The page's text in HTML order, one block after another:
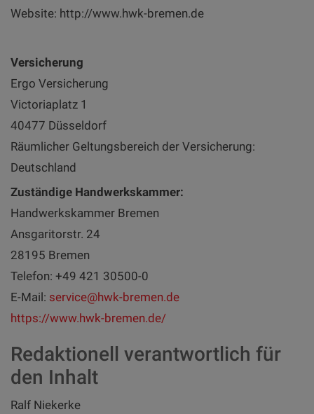
Website: http://www.hwk-bremen.de
Versicherung
Ergo Versicherung
Victoriaplatz 1
40477 Düsseldorf
Räumlicher Geltungsbereich der Versicherung:
Deutschland
Zuständige Handwerkskammer:
Handwerkskammer Bremen
Ansgaritorstr. 24
28195 Bremen
Telefon: +49 421 30500-0
E-Mail: service@hwk-bremen.de
https://www.hwk-bremen.de/
Redaktionell verantwortlich für
den Inhalt
Ralf Niekerke